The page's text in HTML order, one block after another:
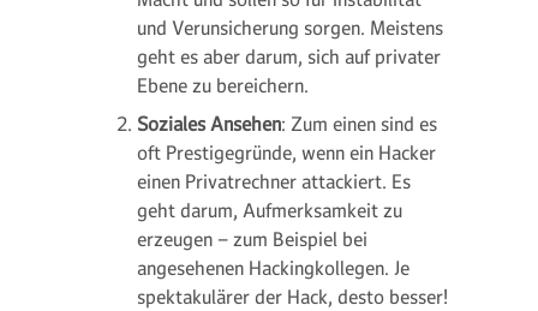
und Verunsicherung sorgen. Meistens
geht es aber darum, sich auf privater
Ebene zu bereichern.
Soziales Ansehen: Zum einen sind es
oft Prestigegründe, wenn ein Hacker
einen Privatrechner attackiert. Es
geht darum, Aufmerksamkeit zu
erzeugen – zum Beispiel bei
angesehenen Hackingkollegen. Je
spektakulärer der Hack, desto besser!